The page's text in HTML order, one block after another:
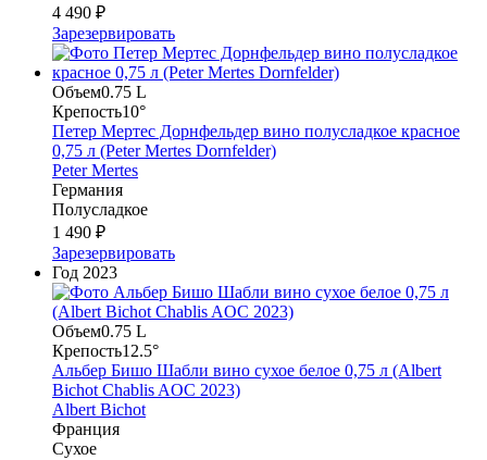
4 490 ₽
Зарезервировать
Объем0.75 L
Крепость10°
Петер Мертес Дорнфельдер вино полусладкое красное
0,75 л (Peter Mertes Dornfelder)
Peter Mertes
Германия
Полусладкое
1 490 ₽
Зарезервировать
Год 2023
Объем0.75 L
Крепость12.5°
Альбер Бишо Шабли вино сухое белое 0,75 л (Albert
Bichot Chablis AOC 2023)
Albert Bichot
Франция
Сухое